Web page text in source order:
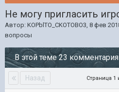
Не могу пригласить
Автор: KOPblTO_CKOTOBO3, 8 фев
вопросы
В этой теме 23 комментария
Назад Страница 1